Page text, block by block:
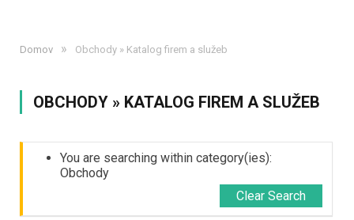
Domov » Obchody » Katalog firem a služeb
OBCHODY » KATALOG FIREM A SLUŽEB
You are searching within category(ies):
Obchody
Clear Search